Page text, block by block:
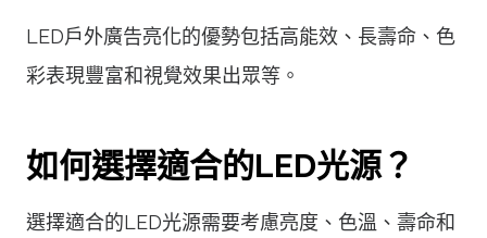
LED戶外廣告亮化的優勢包括高能效、長壽命、色
彩表現豐富和視覺效果出眾等。
如何選擇適合的LED光源？
選擇適合的LED光源需要考慮亮度、色溫、壽命和